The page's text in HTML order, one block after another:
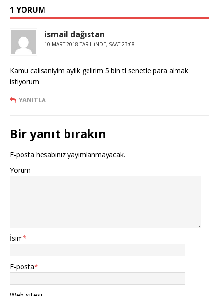
1 YORUM
ismail dağıstan
10 MART 2018 TARIHINDE, SAAT 23:08
Kamu calisaniyim aylik gelirim 5 bin tl senetle para almak
istiyorum
YANITLA
Bir yanıt bırakın
E-posta hesabınız yayımlanmayacak.
Yorum
İsim*
E-posta*